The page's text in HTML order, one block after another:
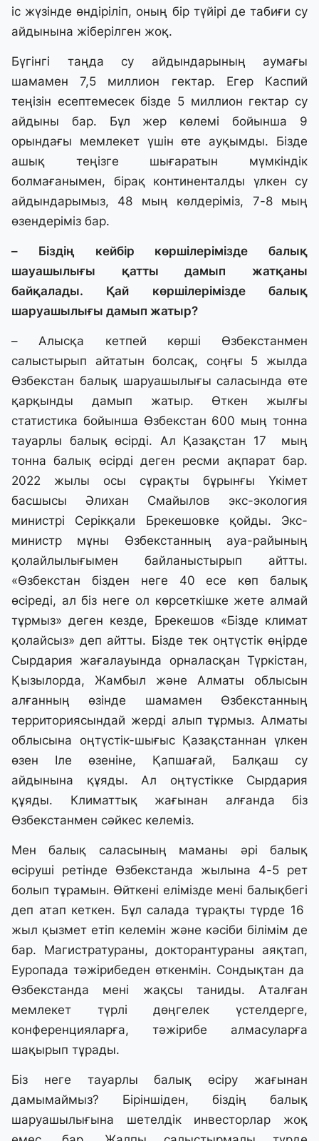
іс жүзінде өндіріліп, оның бір түйірі де табиғи су
айдынына жіберілген жоқ.
Бүгінгі таңда су айдындарының аумағы
шамамен 7,5 миллион гектар. Егер Каспий
теңізін есептемесек бізде 5 миллион гектар су
айдыны бар. Бұл жер көлемі бойынша 9
орындағы мемлекет үшін өте ауқымды. Бізде
ашық теңізге шығаратын мүмкіндік
болмағанымен, бірақ континенталды үлкен су
айдындарымыз, 48 мың көлдеріміз, 7-8 мың
өзендеріміз бар.
– Біздің кейбір көршілерімізде балық
шауашылығы қатты дамып жатқаны
байқалады. Қай көршілерімізде балық
шаруашылығы дамып жатыр?
– Алысқа кетпей көрші Өзбекстанмен
салыстырып айтатын болсақ, соңғы 5 жылда
Өзбекстан балық шаруашылығы саласында өте
қарқынды дамып жатыр. Өткен жылғы
статистика бойынша Өзбекстан 600 мың тонна
тауарлы балық өсірді. Ал Қазақстан 17 мың
тонна балық өсірді деген ресми ақпарат бар.
2022 жылы осы сұрақты бұрынғы Үкімет
басшысы Әлихан Смайылов экс-экология
министрі Серікқали Брекешовке қойды. Экс-
министр мұны Өзбекстанның ауа-райының
қолайлылығымен байланыстырып айтты.
«Өзбекстан бізден неге 40 есе көп балық
өсіреді, ал біз неге ол көрсеткішке жете алмай
тұрмыз» деген кезде, Брекешов «Бізде климат
қолайсыз» деп айтты. Бізде тек оңтүстік өңірде
Сырдария жағалауында орналасқан Түркістан,
Қызылорда, Жамбыл және Алматы облысын
алғанның өзінде шамамен Өзбекстанның
территориясындай жерді алып тұрмыз. Алматы
облысына оңтүстік-шығыс Қазақстаннан үлкен
өзен Іле өзеніне, Қапшағай, Балқаш су
айдынына құяды. Ал оңтүстікке Сырдария
құяды. Климаттық жағынан алғанда біз
Өзбекстанмен сәйкес келеміз.
Мен балық саласының маманы әрі балық
өсіруші ретінде Өзбекстанда жылына 4-5 рет
болып тұрамын. Өйткені елімізде мені балықбегі
деп атап кеткен. Бұл салада тұрақты түрде 16
жыл қызмет етіп келемін және кәсіби білімім де
бар. Магистратураны, докторантураны аяқтап,
Еуропада тәжірибеден өткенмін. Сондықтан да
Өзбекстанда мені жақсы таниды. Аталған
мемлекет түрлі дөңгелек үстелдерге,
конференцияларға, тәжірибе алмасуларға
шақырып тұрады.
Біз неге тауарлы балық өсіру жағынан
дамымаймыз? Біріншіден, біздің балық
шаруашылығына шетелдік инвесторлар жоқ